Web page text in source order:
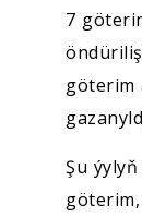
7
göterim
Şu